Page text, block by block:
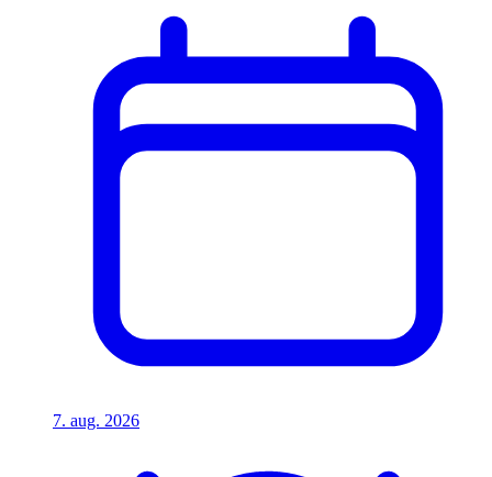
7. aug. 2026